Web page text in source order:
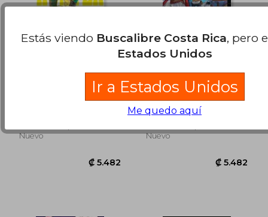
₡ 9.210 ₡
Nuevo
(en Inglés)
Yuki Tabata
Nuevo
Estás viendo Buscalibre Costa Rica, pero
Estados Unidos
Ir a Estados Unidos
Me quedo aquí